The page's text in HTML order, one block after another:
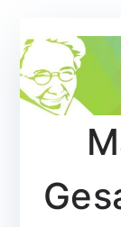
Inhalt
springen